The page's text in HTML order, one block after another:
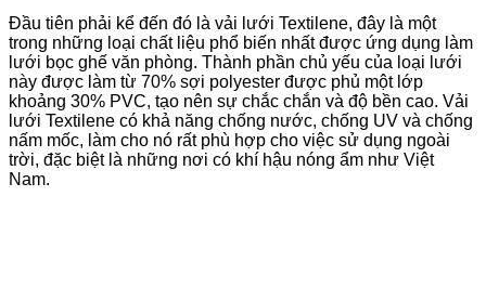
Đầu tiên phải kể đến đó là vải lưới Textilene, đây là một
trong những loại chất liệu phổ biến nhất được ứng dụng làm
lưới bọc ghế văn phòng. Thành phần chủ yếu của loại lưới
này được làm từ 70% sợi polyester được phủ một lớp
khoảng 30% PVC, tạo nên sự chắc chắn và độ bền cao. Vải
lưới Textilene có khả năng chống nước, chống UV và chống
nấm mốc, làm cho nó rất phù hợp cho việc sử dụng ngoài
trời, đặc biệt là những nơi có khí hậu nóng ẩm như Việt
Nam.